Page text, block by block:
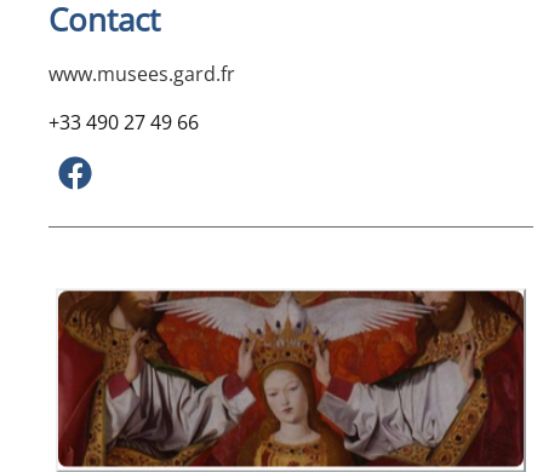
Contact
www.musees.gard.fr
+33 490 27 49 66